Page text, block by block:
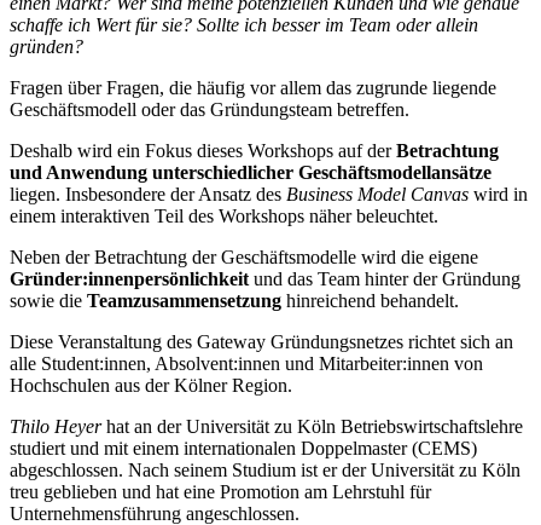
schaffe ich Wert für sie? Sollte ich besser im Team oder allein
gründen?
Fragen über Fragen, die häufig vor allem das zugrunde liegende
Geschäftsmodell oder das Gründungsteam betreffen.
Deshalb wird ein Fokus dieses Workshops auf derBetrachtung
und Anwendung unterschiedlicher Geschäftsmodellansätze
liegen. Insbesondere der Ansatz des Business Model Canvas wird in
einem interaktiven Teil des Workshops näher beleuchtet.
Neben der Betrachtung der Geschäftsmodelle wird die eigene
Gründer:innenpersönlichkeit und das Team hinter der Gründung
sowie die Teamzusammensetzung hinreichend behandelt.
Diese Veranstaltung des Gateway Gründungsnetzes richtet sich an
alle Student:innen, Absolvent:innen und Mitarbeiter:innen von
Hochschulen aus der Kölner Region.
Thilo Heyerhat an der Universität zu Köln Betriebswirtschaftslehre
studiert und mit einem internationalen Doppelmaster (CEMS)
abgeschlossen. Nach seinem Studium ist er der Universität zu Köln
treu geblieben und hat eine Promotion am Lehrstuhl für
Unternehmensführung angeschlossen.